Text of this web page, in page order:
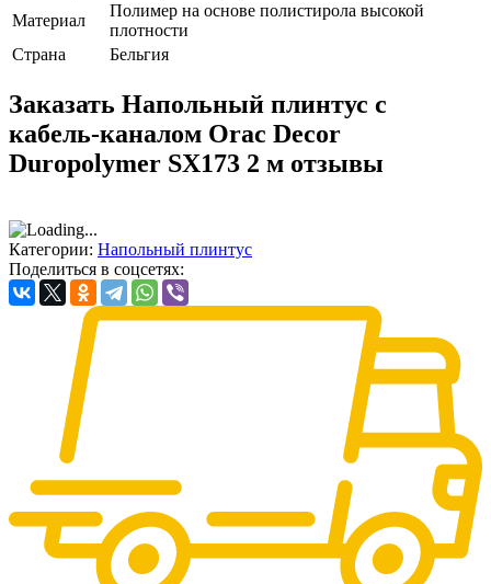
Материал
Полимер на основе полистирола высокой
плотности
Страна
Бельгия
Заказать Напольный плинтус с
кабель-каналом Orac Decor
Duropolymer SX173 2 м отзывы
Категории: Напольный плинтус
Поделиться в соцсетях: